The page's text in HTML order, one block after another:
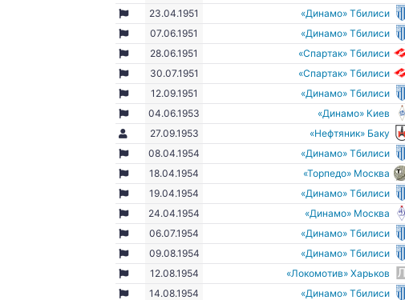
23.04.1951
«Динамо» Тбилиси
07.06.1951
«Динамо» Тбилиси
28.06.1951
«Спартак» Тбилиси
30.07.1951
«Спартак» Тбилиси
12.09.1951
«Динамо» Тбилиси
04.06.1953
«Динамо» Киев
27.09.1953
«Нефтяник» Баку
08.04.1954
«Динамо» Тбилиси
18.04.1954
«Торпедо» Москва
19.04.1954
«Динамо» Тбилиси
24.04.1954
«Динамо» Москва
06.07.1954
«Динамо» Тбилиси
09.08.1954
«Динамо» Тбилиси
12.08.1954
«Локомотив» Харьков
14.08.1954
«Динамо» Тбилиси